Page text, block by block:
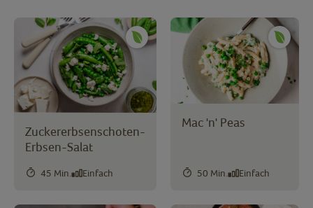
Zuckererbsenschoten-
Erbsen-Salat
45 Min. Einfach
Mac 'n' Peas
50 Min. Einfach